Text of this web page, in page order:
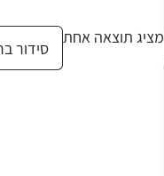
מציג תוצאה אחת